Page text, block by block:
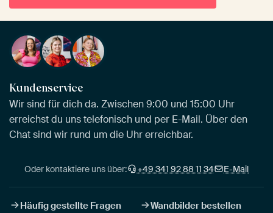
Kundenservice
Wir sind für dich da. Zwischen 9:00 und 15:00 Uhr
erreichst du uns telefonisch und per E-Mail. Über den
Chat sind wir rund um die Uhr erreichbar.
Oder kontaktiere uns über: +49 341 92 88 11 34 E-Mail
Häufig gestellte Fragen
Wandbilder bestellen